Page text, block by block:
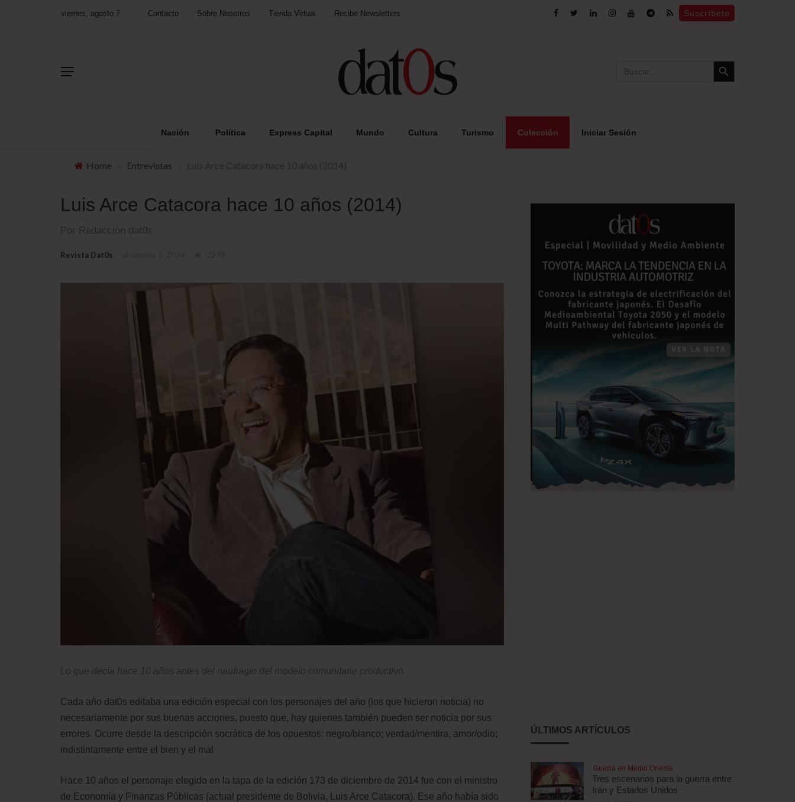
viernes, agosto 7 Contacto Sobre Nosotros Tienda Virtual Recibe Newsletters Suscríbete
for:
Search Button
Nación Política Express Capital Mundo Cultura Turismo Colección Iniciar Sesión
Home Entrevistas
Luis Arce Catacora hace 10 años (2014)
Por Redacción dat0s
Revista Dat0s
Lo que decía hace 10 años antes del naufragio del modelo comunitario productivo.
Cada año dat0s editaba una edición especial con los personajes del año (los que hicieron noticia) no
necesariamente por sus buenas acciones, puesto que, hay quienes también pueden ser noticia por sus
errores. Ocurre desde la descripción socrática de los opuestos: negro/blanco; verdad/mentira, amor/odio;
indistintamente entre el bien y el mal
Hace 10 años el personaje elegido en la tapa de la edición 173 de diciembre de 2014 fue con el ministro
de Economía y Finanzas Públicas (actual presidente de Bolivia, Luis Arce Catacora). Ese año había sido
ÚLTIMOS ARTÍCULOS
Guerra en Medio Oriente
Tres escenarios para la guerra entre
Irán y Estados Unidos